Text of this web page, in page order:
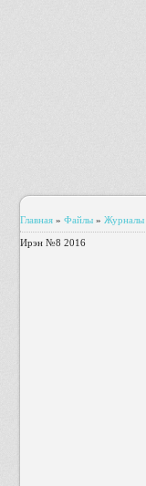
Главная » Файлы » Журналы
Ирэн №8 2016